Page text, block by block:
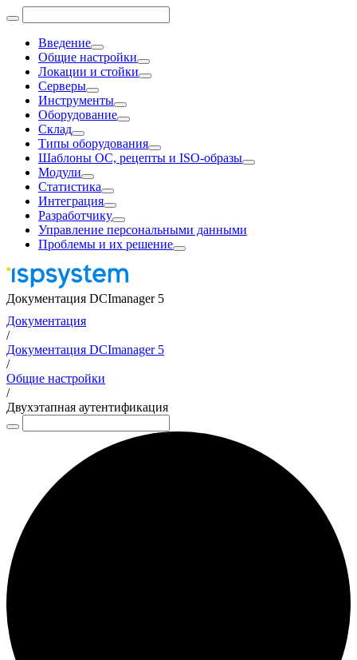
Введение
Общие настройки
Локации и стойки
Серверы
Инструменты
Оборудование
Склад
Типы оборудования
Шаблоны ОС, рецепты и ISO-образы
Модули
Статистика
Интеграция
Разработчику
Управление персональными данными
Проблемы и их решение
Документация DCImanager 5
Документация
/
Документация DCImanager 5
/
Общие настройки
/
Двухэтапная аутентификация